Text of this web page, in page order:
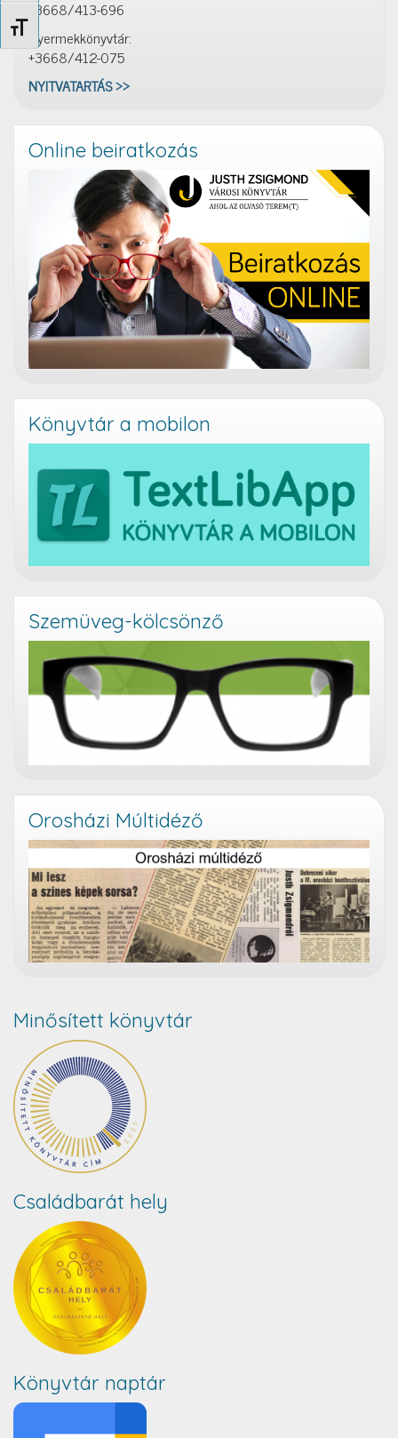
Betűméret váltása
+3668/413-696
Gyermekkönyvtár:
+3668/412-075
NYITVATARTÁS >>
Online beiratkozás
Könyvtár a mobilon
Szemüveg-kölcsönző
Orosházi Múltidéző
Minősített könyvtár
Családbarát hely
Könyvtár naptár